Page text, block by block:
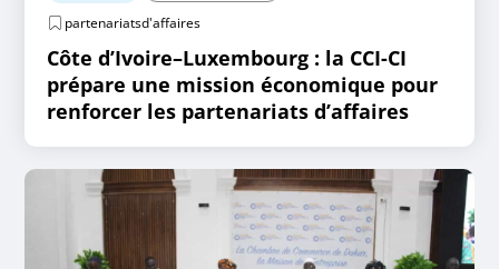
partenariatsd'affaires
Côte d’Ivoire–Luxembourg : la CCI-CI
prépare une mission économique pour
renforcer les partenariats d’affaires